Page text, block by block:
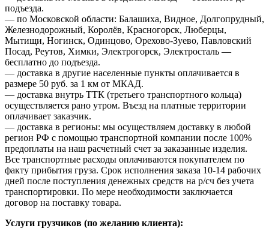
подъезда.
— по Московской области: Балашиха, Видное, Долгопрудный,
Железнодорожный, Королёв, Красногорск, Люберцы,
Мытищи, Ногинск, Одинцово, Орехово-Зуево, Павловский
Посад, Реутов, Химки, Электрогорск, Электросталь —
бесплатно до подъезда.
— доставка в другие населенные пункты оплачивается в
размере 50 руб. за 1 км от МКАД.
— доставка внутрь ТТК (третьего транспортного кольца)
осуществляется рано утром. Въезд на платные территории
оплачивает заказчик.
— доставка в регионы: мы осуществляем доставку в любой
регион РФ с помощью транспортной компании после 100%
предоплаты на наш расчетный счет за заказанные изделия.
Все транспортные расходы оплачиваются покупателем по
факту прибытия груза. Срок исполнения заказа 10-14 рабочих
дней после поступления денежных средств на р/сч без учета
транспортировки. По мере необходимости заключается
договор на поставку товара.
Услуги грузчиков (по желанию клиента):